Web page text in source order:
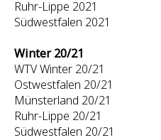
Ruhr-Lippe 2021
Südwestfalen 2021
Winter 20/21
WTV Winter 20/21
Ostwestfalen 20/21
Münsterland 20/21
Ruhr-Lippe 20/21
Südwestfalen 20/21